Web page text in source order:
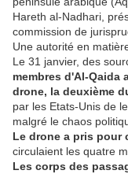
Hareth al-Nadhari,
commission de
Une autorité en
Le 31 janvier, des
membres d'Al-Qaida
drone, la deuxième
par les Etats-Unis de
malgré le chaos
Le drone a pris pour
circulaient les quatre
Les corps des